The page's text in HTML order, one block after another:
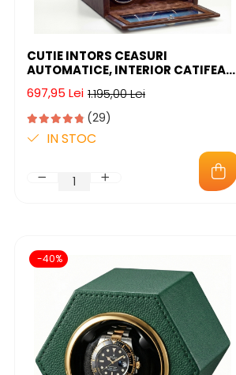
CUTIE INTORS CEASURI
AUTOMATICE, INTERIOR CATIFEA
CU CHEIE, AVA-STARS ®
1.195,00 Lei
697,95 Lei
(29)
IN STOC
-40%